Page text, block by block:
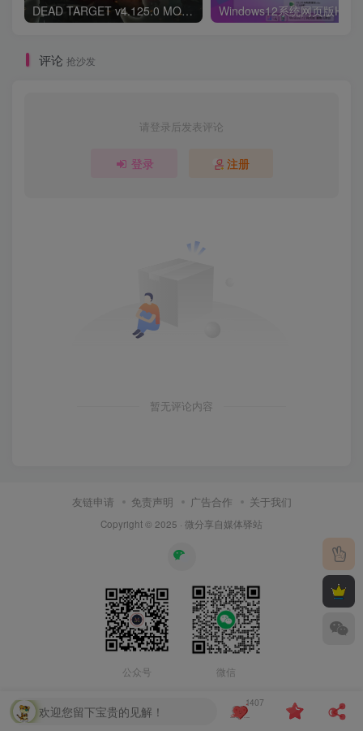
DEAD TARGET v4.125.0 MOD APK (Unlimited Money, Mega Menu)
评论 抢沙发
请登录后发表评论
登录 注册
暂无评论内容
友链申请 免责声明 广告合作 关于我们
Copyright © 2025 · 微分享自媒体驿站
公众号 微信
欢迎您留下宝贵的见解！
1407